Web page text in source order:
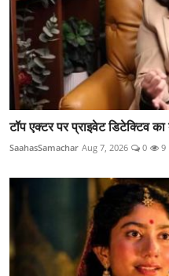
टॉप एक्टर पर प्राइवेट डिटेक्टिव
SaahasSamachar Aug 7, 2026 0 9